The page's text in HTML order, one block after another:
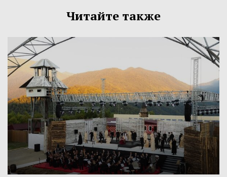
Читайте также